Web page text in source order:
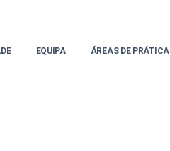
EQUIPA ÁREAS DE PRÁTICA